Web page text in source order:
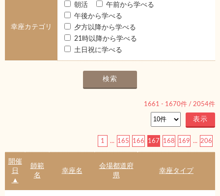
幸座カテゴリ
朝活
午前から学べる
午後から学べる
夕方以降から学べる
21時以降から学べる
土日祝に学べる
1661 - 1670件 / 2054件
1 ... 165 166 167 168 169 ... 206
開催
日
▲
師範
名
幸座名
会場都道府
県
幸座タイプ